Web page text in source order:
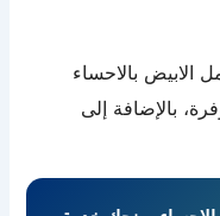
الابيض بالاحساء
بالإضافة إلى